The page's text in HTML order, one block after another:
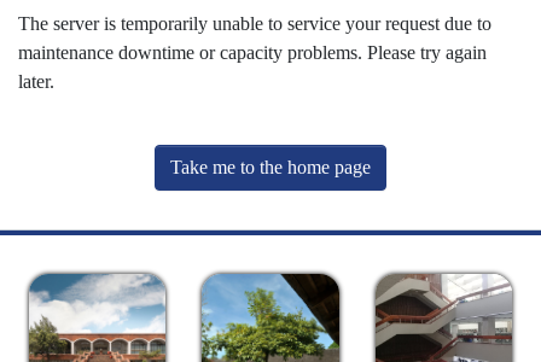
The server is temporarily unable to service your request due to
maintenance downtime or capacity problems. Please try again
later.
Take me to the home page